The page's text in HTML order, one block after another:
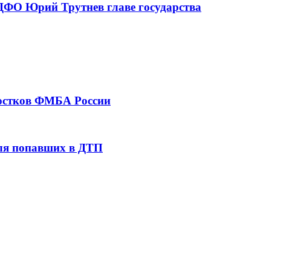
Юрий Трутнев главе государства
ФМБА России
попавших в ДТП